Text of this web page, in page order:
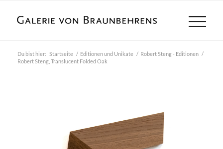
Du bist hier: Startseite / Editionen und Unikate / Robert Steng - Editionen /
Robert Steng, Translucent Folded Oak